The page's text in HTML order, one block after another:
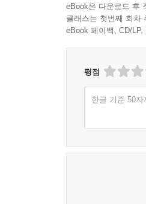
eBook은 다운로드 후
클래스는 첫번째 회차
eBook 페이백, CD/
평점
한글 기준 50